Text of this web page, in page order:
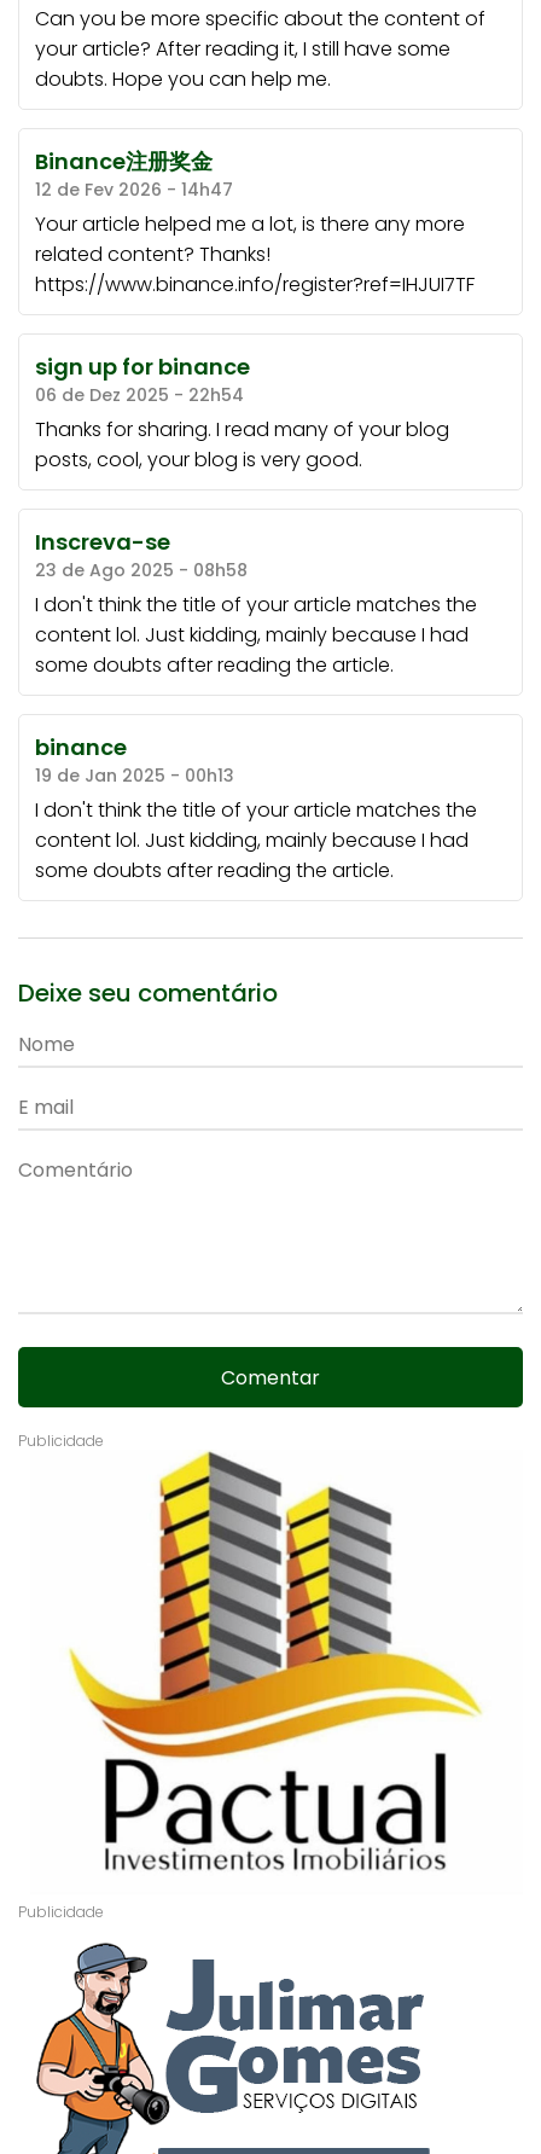
Can you be more specific about the content of
your article? After reading it, I still have some
doubts. Hope you can help me.
Binance注册奖金
12 de Fev 2026 - 14h47
Your article helped me a lot, is there any more
related content? Thanks!
https://www.binance.info/register?ref=IHJUI7TF
sign up for binance
06 de Dez 2025 - 22h54
Thanks for sharing. I read many of your blog
posts, cool, your blog is very good.
Inscreva-se
23 de Ago 2025 - 08h58
I don't think the title of your article matches the
content lol. Just kidding, mainly because I had
some doubts after reading the article.
binance
19 de Jan 2025 - 00h13
I don't think the title of your article matches the
content lol. Just kidding, mainly because I had
some doubts after reading the article.
Deixe seu comentário
Comentar